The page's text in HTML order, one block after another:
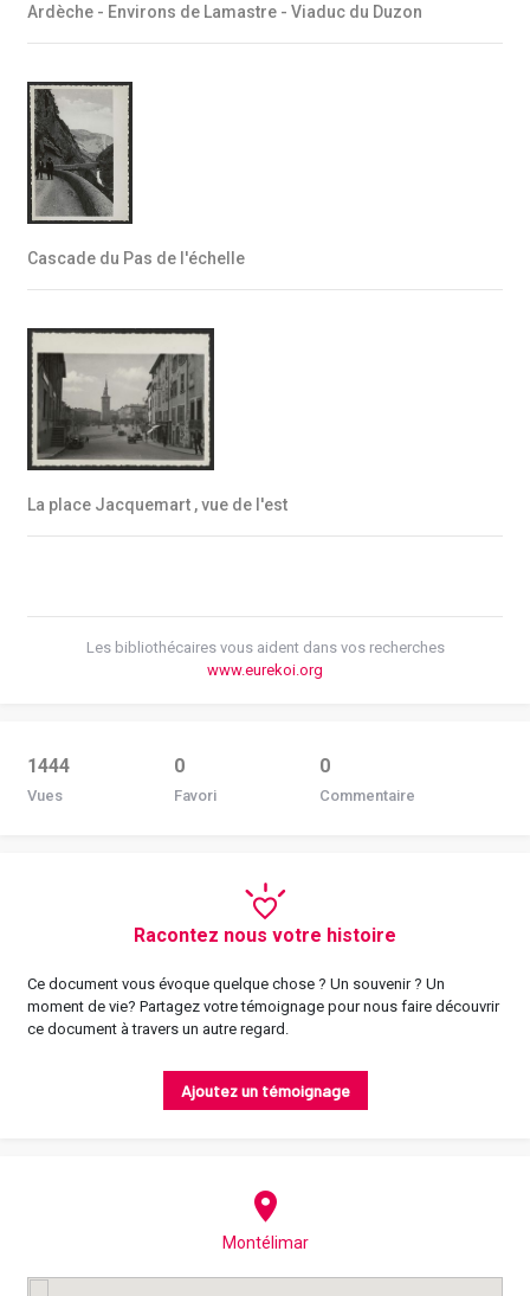
Ardèche - Environs de Lamastre - Viaduc du Duzon
Cascade du Pas de l'échelle
La place Jacquemart , vue de l'est
Les bibliothécaires vous aident dans vos recherches
www.eurekoi.org
1444
Vues
0
Favori
0
Commentaire
Racontez nous votre histoire
Ce document vous évoque quelque chose ? Un souvenir ? Un
moment de vie? Partagez votre témoignage pour nous faire découvrir
ce document à travers un autre regard.
Ajoutez un témoignage
Montélimar